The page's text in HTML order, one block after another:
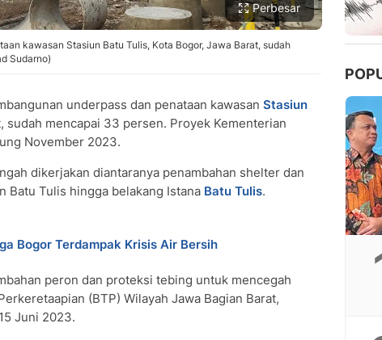
Perbesar
kawasan Stasiun Batu Tulis, Kota Bogor, Jawa Barat, sudah
Sudarno)
underpass dan penataan kawasan Stasiun
sudah mencapai 33 persen. Proyek Kementerian
November 2023.
dikerjakan diantaranya penambahan shelter dan
Batu Tulis hingga belakang Istana Batu Tulis.
Bogor Terdampak Krisis Air Bersih
peron dan proteksi tebing untuk mencegah
(BTP) Wilayah Jawa Bagian Barat,
Juni 2023.